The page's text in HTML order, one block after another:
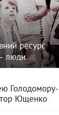
ресурс
– люди
Голодомору-
Ющенко